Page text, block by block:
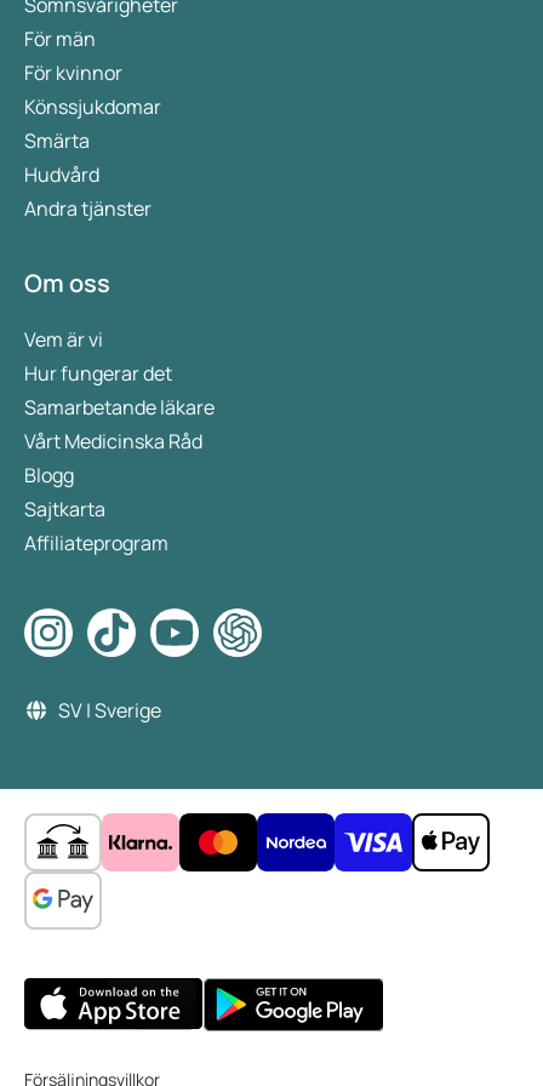
svampinfektioner, som exempelvis candida.
Kvinnor drabbas oftare än män.
För män
För kvinnor
Könssjukdomar
Smärta
Hudvård
Andra tjänster
Om oss
Vem är vi
Hur fungerar det
Samarbetande läkare
Vårt Medicinska Råd
Blogg
Sajtkarta
Affiliateprogram
SV | Sverige
Försäljningsvillkor